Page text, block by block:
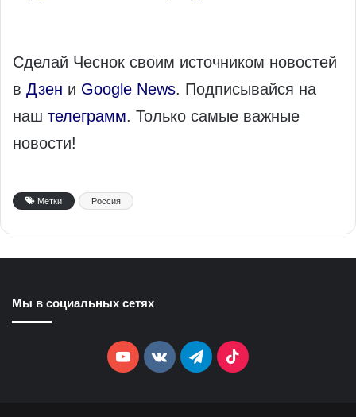
Сделай Чеснок своим источником новостей
в Дзен и Google News. Подписывайся на
наш телеграмм. Только самые важные
новости!
Метки Россия
Мы в социальных сетях
YouTubevk.comTelegramTikTok